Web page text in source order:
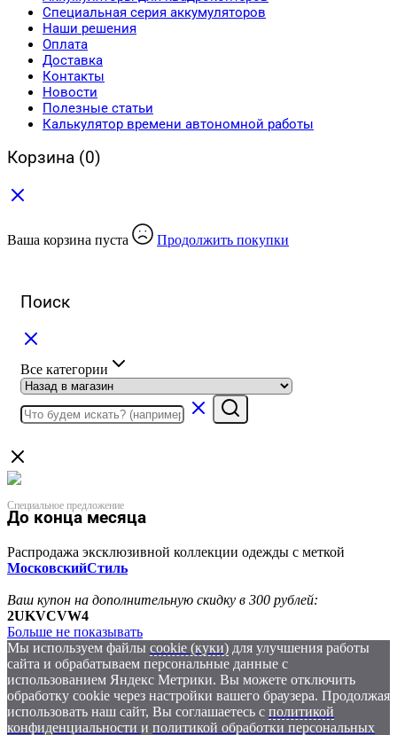
Специальная серия аккумуляторов
Наши решения
Оплата
Доставка
Контакты
Новости
Полезные статьи
Калькулятор времени автономной работы
Корзина (0)
Ваша корзина пуста Продолжить покупки
Поиск
Все категории
Специальное предложение
До конца месяца
Распродажа эксклюзивной коллекции одежды с меткой
МосковскийСтиль
Ваш купон на дополнительную скидку в 300 рублей:
2UKVCVW4
Больше не показывать
Мы используем файлы cookie (куки) для улучшения работы
сайта и обрабатываем персональные данные с
использованием Яндекс Метрики. Вы можете отключить
обработку cookie через настройки вашего браузера. Продолжая
использовать наш сайт, Вы соглашаетесь с политикой
конфиденциальности и политикой обработки персональных